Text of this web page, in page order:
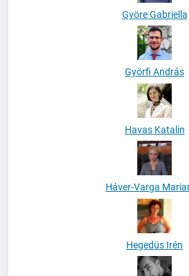
Györe Gabriella
Györfi András
Havas Katalin
Háver-Varga
Hegedüs Irén